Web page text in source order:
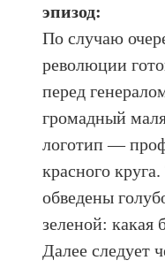
эпизод:
По случаю
революции
перед
громадный
логотип —
красного
обведены
зеленой: какая
Далее следует